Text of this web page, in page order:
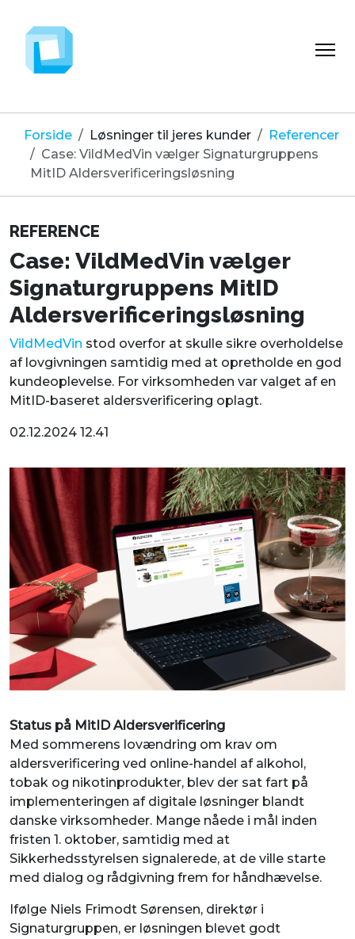
Forside Løsninger til jeres kunder
Referencer
Case: VildMedVin vælger Signaturgruppens
MitID Aldersverificeringsløsning
REFERENCE
Case: VildMedVin vælger
Signaturgruppens MitID
Aldersverificeringsløsning
VildMedVin stod overfor at skulle sikre overholdelse
af lovgivningen samtidig med at opretholde en god
kundeoplevelse. For virksomheden var valget af en
MitID-baseret aldersverificering oplagt.
02.12.2024 12.41
Status på MitID Aldersverificering
Med sommerens lovændring om krav om
aldersverificering ved online-handel af alkohol,
tobak og nikotinprodukter, blev der sat fart på
implementeringen af digitale løsninger blandt
danske virksomheder. Mange nåede i mål inden
fristen 1. oktober, samtidig med at
Sikkerhedsstyrelsen signalerede, at de ville starte
med dialog og rådgivning frem for håndhævelse.
Ifølge Niels Frimodt Sørensen, direktør i
Signaturgruppen, er løsningen blevet godt